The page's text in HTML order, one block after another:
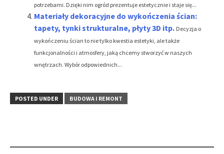
potrzebami. Dzięki nim ogród prezentuje estetycznie i staje się...
Materiały dekoracyjne do wykończenia ścian:
tapety, tynki strukturalne, płyty 3D itp. Decyzja o
wykończeniu ścian to nie tylko kwestia estetyki, ale także
funkcjonalności i atmosfery, jaką chcemy stworzyć w naszych
wnętrzach. Wybór odpowiednich...
POSTED UNDER BUDOWA I REMONT